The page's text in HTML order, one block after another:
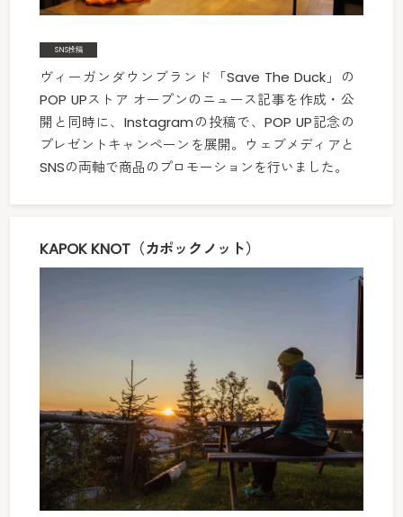
SNS投稿
ヴィーガンダウンブランド「Save The Duck」の
POP UPストア オープンのニュース記事を作成・公
開と同時に、Instagramの投稿で、POP UP記念の
プレゼントキャンペーンを展開。ウェブメディアと
SNSの両軸で商品のプロモーションを行いました。
KAPOK KNOT（カポックノット）